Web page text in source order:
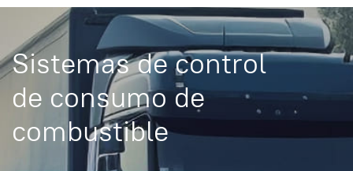
Sistemas de control
de consumo de
combustible